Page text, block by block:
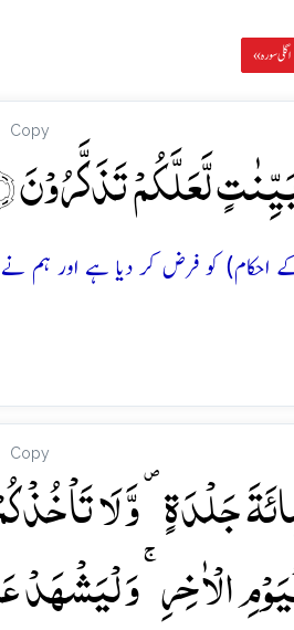
« اگلی سورہ
Copy
لَّعَلَّکُمۡ تَذَکَّرُوۡنَ
کو فرض کر دیا ہے اور ہم
Copy
جَلۡدَۃٍ ۪ وَّ لَا
الۡاٰخِرِ ۚ وَ لۡیَشۡہَدۡ